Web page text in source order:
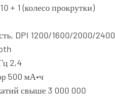
+ 1 (колесо прокрутки)
DPI 1200/1600/2000/2400
2,4
500 мА•ч
свыше 3 000 000